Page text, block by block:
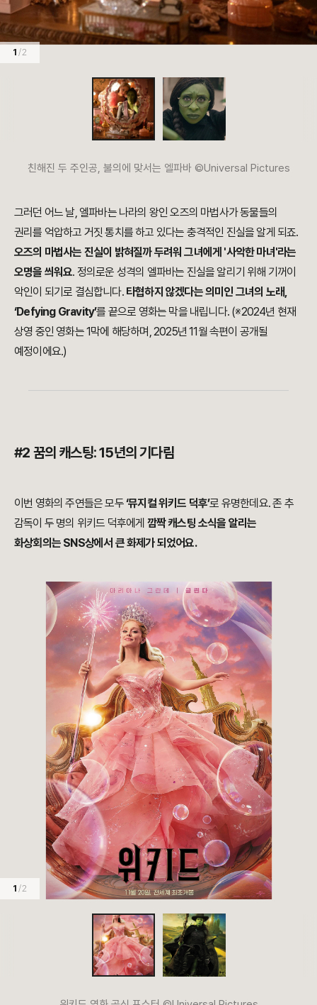
1 / 2
친해진 두 주인공, 불의에 맞서는 엘파바 ©Universal Pictures
그러던 어느 날, 엘파바는 나라의 왕인 오즈의 마법사가 동물들의
권리를 억압하고 거짓 통치를 하고 있다는 충격적인 진실을 알게 되죠.
오즈의 마법사는 진실이 밝혀질까 두려워 그녀에게 '사악한 마녀'라는
오명을 씌워요. 정의로운 성격의 엘파바는 진실을 알리기 위해 기꺼이
악인이 되기로 결심합니다. 타협하지 않겠다는 의미인 그녀의 노래,
‘Defying Gravity’를 끝으로 영화는 막을 내립니다. (※2024년 현재
상영 중인 영화는 1막에 해당하며, 2025년 11월 속편이 공개될
예정이에요.)
#2 꿈의 캐스팅: 15년의 기다림
이번 영화의 주연들은 모두‘뮤지컬 위키드 덕후’로 유명한데요. 존 추
감독이 두 명의 위키드 덕후에게 깜짝 캐스팅 소식을 알리는
화상회의는 SNS상에서 큰 화제가 되었어요.
1 / 2